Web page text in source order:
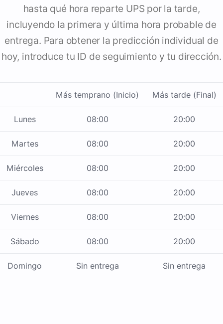
hasta qué hora reparte UPS por la tarde,
incluyendo la primera y última hora probable de
entrega. Para obtener la predicción individual de
hoy, introduce tu ID de seguimiento y tu dirección.
Más temprano (Inicio) Más tarde (Final)
Lunes 08:00 20:00
Martes 08:00 20:00
Miércoles 08:00 20:00
Jueves 08:00 20:00
Viernes 08:00 20:00
Sábado 08:00 20:00
Domingo Sin entrega Sin entrega